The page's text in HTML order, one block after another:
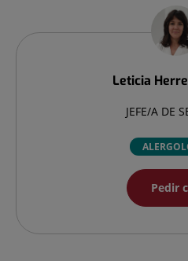
Leticia
JEFE/A DE
Pedir